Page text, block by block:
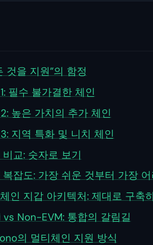
것을 지원”의 함정
필수 불가결한 체인
높은 가치의 추가 체인
지역 특화 및 니치 체인
교: 숫자로 보기
복잡도: 가장 쉬운 것부터 가장
인 지갑 아키텍처: 제대로 구축
vs Non-EVM: 통합의 갈림길
의 멀티체인 지원 방식